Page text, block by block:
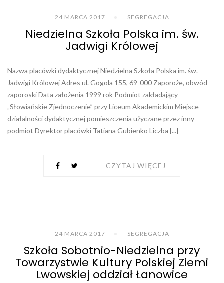
24 MARCA 2017 SEGREGACJA
Niedzielna Szkoła Polska im. św.
Jadwigi Królowej
Nazwa placówki dydaktycznej Niedzielna Szkoła Polska im. św.
Jadwigi Królowej Adres ul. Gogola 155, 69-000 Zaporoże, obwód
zaporoski Data założenia 1999 rok Podmiot zakładający
„Słowiańskie Zjednoczenie” przy Liceum Akademickim Miejsce
działalności dydaktycznej pomieszczenia użyczane przez inny
podmiot Dyrektor placówki Tatiana Gubienko Liczba [...]
CZYTAJ WIĘCEJ
24 MARCA 2017 SEGREGACJA
Szkoła Sobotnio-Niedzielna przy
Towarzystwie Kultury Polskiej Ziemi
Lwowskiej oddział Łanowice